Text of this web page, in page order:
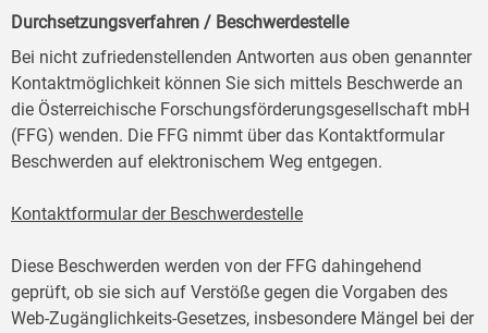
Durchsetzungsverfahren / Beschwerdestelle
Bei nicht zufriedenstellenden Antworten aus oben genannter
Kontaktmöglichkeit können Sie sich mittels Beschwerde an
die Österreichische Forschungsförderungsgesellschaft mbH
(FFG) wenden. Die FFG nimmt über das Kontaktformular
Beschwerden auf elektronischem Weg entgegen.
Kontaktformular der Beschwerdestelle
Diese Beschwerden werden von der FFG dahingehend
geprüft, ob sie sich auf Verstöße gegen die Vorgaben des
Web-Zugänglichkeits-Gesetzes, insbesondere Mängel bei der